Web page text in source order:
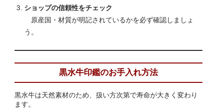
ショップの信頼性をチェック
原産国・材質が明記されているかを必ず確認しましょ
う。
黒水牛印鑑のお手入れ方法
黒水牛は天然素材のため、扱い方次第で寿命が大きく変わり
ます。